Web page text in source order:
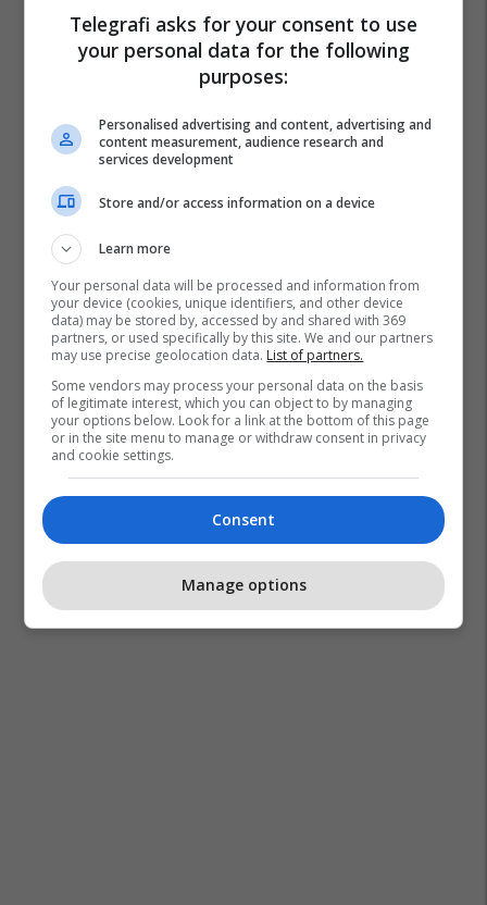
Telegrafi asks for your consent to use
your personal data for the following
purposes:
Personalised advertising and content, advertising and
content measurement, audience research and
services development
Store and/or access information on a device
Learn more
Your personal data will be processed and information from
your device (cookies, unique identifiers, and other device
data) may be stored by, accessed by and shared with 369
partners, or used specifically by this site. We and our partners
may use precise geolocation data. List of partners.
Some vendors may process your personal data on the basis
of legitimate interest, which you can object to by managing
your options below. Look for a link at the bottom of this page
or in the site menu to manage or withdraw consent in privacy
and cookie settings.
Consent
Manage options